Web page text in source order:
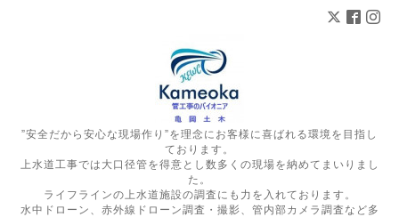
”安全だから安心な現場作り”を理念にお客様に喜ばれる環境を目指し
ております。
上水道工事では大口径管を得意とし数多くの現場を納めてまいりまし
た。
ライフラインの上水道施設の調査にも力を入れております。
水中ドローン、赤外線ドローン調査・撮影、管内部カメラ調査など多